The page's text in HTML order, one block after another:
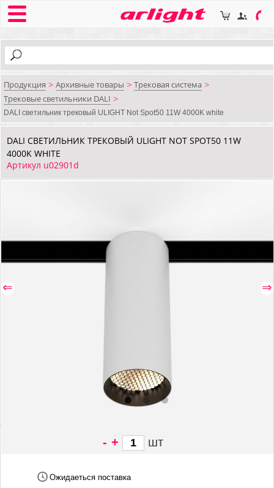
Продукция > Архивные товары > Трековая система >
Трековые светильники DALI >
DALI cветильник трековый ULIGHT Not Spot50 11W 4000K white
DALI CВЕТИЛЬНИК ТРЕКОВЫЙ ULIGHT NOT SPOT50 11W
4000K WHITE
Артикул u02901d
⇐ ⇒
- + шт
Ожидаеться поставка